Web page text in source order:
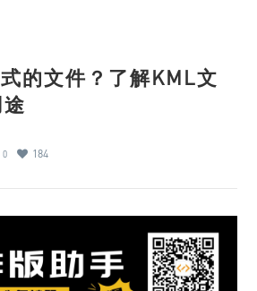
的文件？了解KML文
0 184